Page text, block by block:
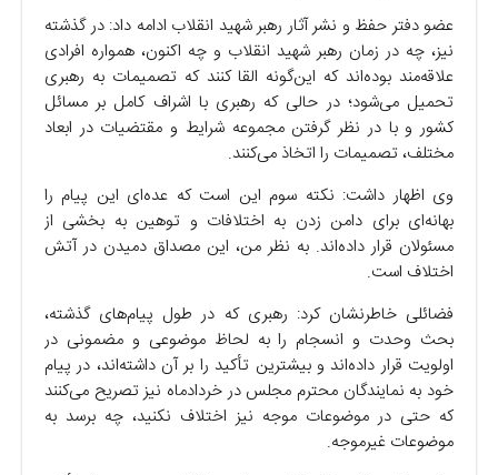
عضو دفتر حفظ و نشر آثار رهبر شهید انقلاب ادامه داد: در گذشته
نیز، چه در زمان رهبر شهید انقلاب و چه اکنون، همواره افرادی
علاقه‌مند بوده‌اند که این‌گونه القا کنند که تصمیمات به رهبری
تحمیل می‌شود؛ در حالی که رهبری با اشراف کامل بر مسائل
کشور و با در نظر گرفتن مجموعه شرایط و مقتضیات در ابعاد
مختلف، تصمیمات را اتخاذ می‌کنند.
وی اظهار داشت: نکته سوم این است که عده‌ای این پیام را
بهانه‌ای برای دامن زدن به اختلافات و توهین به بخشی از
مسئولان قرار داده‌اند. به نظر من، این مصداق دمیدن در آتش
اختلاف است.
فضائلی خاطرنشان کرد: رهبری‌ که در طول پیام‌های گذشته،
بحث وحدت و انسجام را به لحاظ موضوعی و مضمونی در
اولویت قرار داده‌اند و بیشترین تأکید را بر آن داشته‌اند، در پیام
خود به نمایندگان محترم مجلس در خردادماه نیز تصریح می‌کنند
که حتی در موضوعات موجه نیز اختلاف نکنید، چه برسد به
موضوعات غیرموجه.